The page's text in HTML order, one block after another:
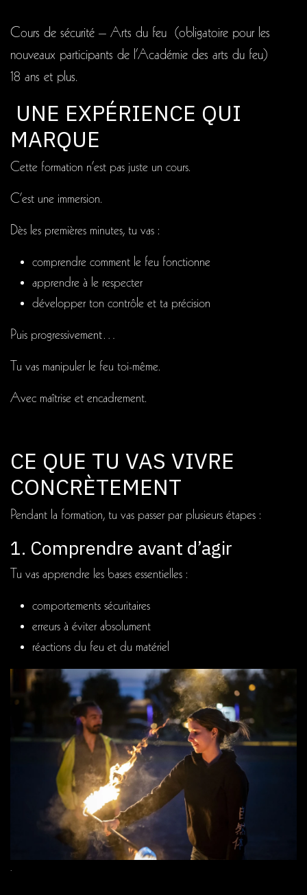
Cours de sécurité – Arts du feu (obligatoire pour les
nouveaux participants de l’Académie des arts du feu)
18 ans et plus.
UNE EXPÉRIENCE QUI
MARQUE
Cette formation n’est pas juste un cours.
C’est une immersion.
Dès les premières minutes, tu vas :
comprendre comment le feu fonctionne
apprendre à le respecter
développer ton contrôle et ta précision
Puis progressivement…
Tu vas manipuler le feu toi-même.
Avec maîtrise et encadrement.
CE QUE TU VAS VIVRE
CONCRÈTEMENT
Pendant la formation, tu vas passer par plusieurs étapes :
1. Comprendre avant d’agir
Tu vas apprendre les bases essentielles :
comportements sécuritaires
erreurs à éviter absolument
réactions du feu et du matériel
.